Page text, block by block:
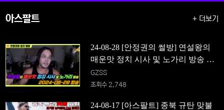
아스팔트 + 더보기
24-08-28 [안정권의 썰방] 연설왕의
매운맛 정치 시사 및 노가리 방송 Fea
t.다시 셋팅 완료
GZSS
조회수 2,748
24-08-17 [아스팔트] 종북 규탄 맞불